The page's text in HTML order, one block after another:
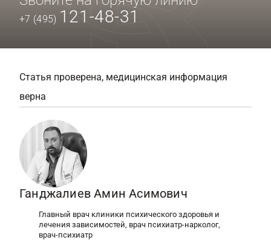
+7 (495) 121-48-31
Статья проверена, медицинская информация
верна
Ганджалиев Амин Асимович
Главный врач клиники психического здоровья и
лечения зависимостей, врач психиатр-нарколог,
врач-психиатр